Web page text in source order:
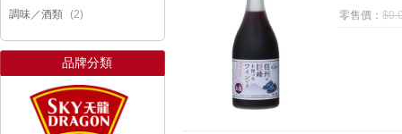
調味／酒類 (2)
品牌分類
零售價： $